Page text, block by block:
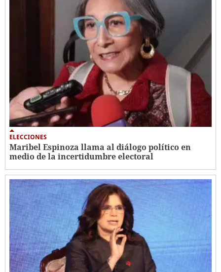
ELECCIONES
Maribel Espinoza llama al diálogo político en
medio de la incertidumbre electoral